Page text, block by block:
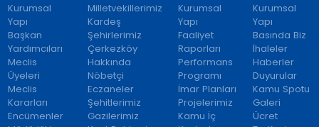
Kurumsal
Yapı
Başkan
Yardımcıları
Meclis
Üyeleri
Meclis
Kararları
Encümenler
Milletvekillerimiz
Kardeş
Şehirlerimiz
Çerkezköy
Hakkında
Nöbetçi
Eczaneler
Şehitlerimiz
Gazilerimiz
Kurumsal
Yapı
Faaliyet
Raporları
Performans
Programı
İmar Planları
Projelerimiz
Kamu İç
Kurumsal
Yapı
Basında Biz
İhaleler
Haberler
Duyurular
Kamu Spotu
Galeri
Ücret